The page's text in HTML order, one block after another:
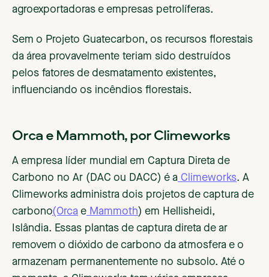
agroexportadoras e empresas petrolíferas.
Sem o Projeto Guatecarbon, os recursos florestais
da área provavelmente teriam sido destruídos
pelos fatores de desmatamento existentes,
influenciando os incêndios florestais.
Orca e Mammoth, por Climeworks
A empresa líder mundial em Captura Direta de
Carbono no Ar (DAC ou DACC) é a Climeworks. A
Climeworks administra dois projetos de captura de
carbono(Orca e Mammoth) em Hellisheidi,
Islândia. Essas plantas de captura direta de ar
removem o dióxido de carbono da atmosfera e o
armazenam permanentemente no subsolo. Até o